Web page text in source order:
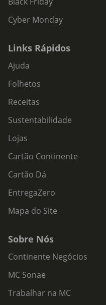
Cyber Monday
Links Rápidos
Ajuda
Folhetos
Receitas
Sustentabilidade
Lojas
Cartão Continente
Cartão Dá
EntregaZero
Mapa do Site
Sobre Nós
Continente Negócios
MC Sonae
Trabalhar na MC